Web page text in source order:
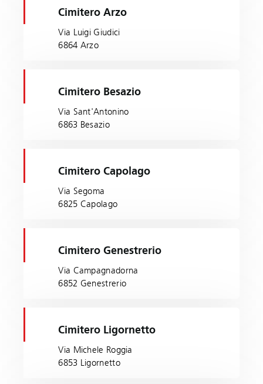
Cimitero Arzo
Via Luigi Giudici
6864 Arzo
Cimitero Besazio
Via Sant'Antonino
6863 Besazio
Cimitero Capolago
Via Segoma
6825 Capolago
Cimitero Genestrerio
Via Campagnadorna
6852 Genestrerio
Cimitero Ligornetto
Via Michele Roggia
6853 Ligornetto